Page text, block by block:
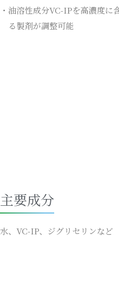
油溶性成分VC-IPを高濃度に
る製剤が調整可能
主要成分
水、VC-IP、ジグリセリンなど